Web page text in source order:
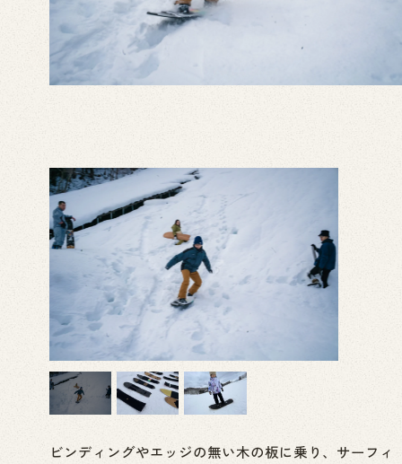
ビンディングやエッジの無い木の板に乗り、サーフィ